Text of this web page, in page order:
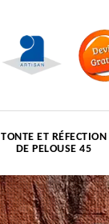
TONTE ET RÉFECTION
DE PELOUSE 45